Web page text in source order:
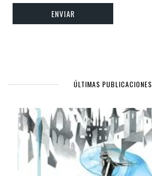
ÚLTIMAS PUBLICACIONES